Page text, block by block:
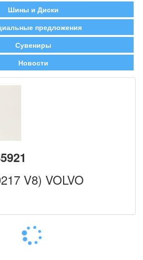
Шины и Диски
предложения
Сувениры
Новости
V8) VOLVO